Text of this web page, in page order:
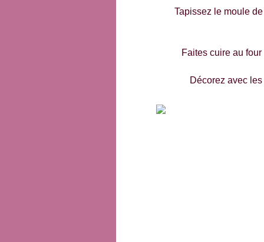
Tapissez le moule
Faites cuire au
Décorez avec